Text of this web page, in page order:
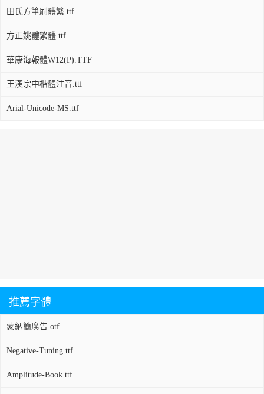
田氏方筆刷體繁.ttf
方正姚體繁體.ttf
華康海報體W12(P).TTF
王漢宗中楷體注音.ttf
Arial-Unicode-MS.ttf
推薦字體
蒙納簡廣告.otf
Negative-Tuning.ttf
Amplitude-Book.ttf